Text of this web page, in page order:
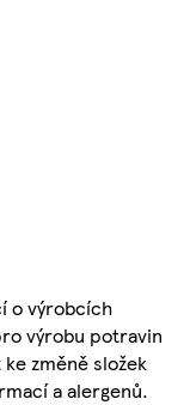
o výrobcích
výrobu potravin
změně složek
a alergenů.